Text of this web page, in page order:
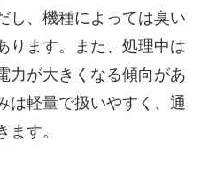
し、機種によっては臭い
ります。また、処理中は
力が大きくなる傾向があ
は軽量で扱いやすく、通
す。